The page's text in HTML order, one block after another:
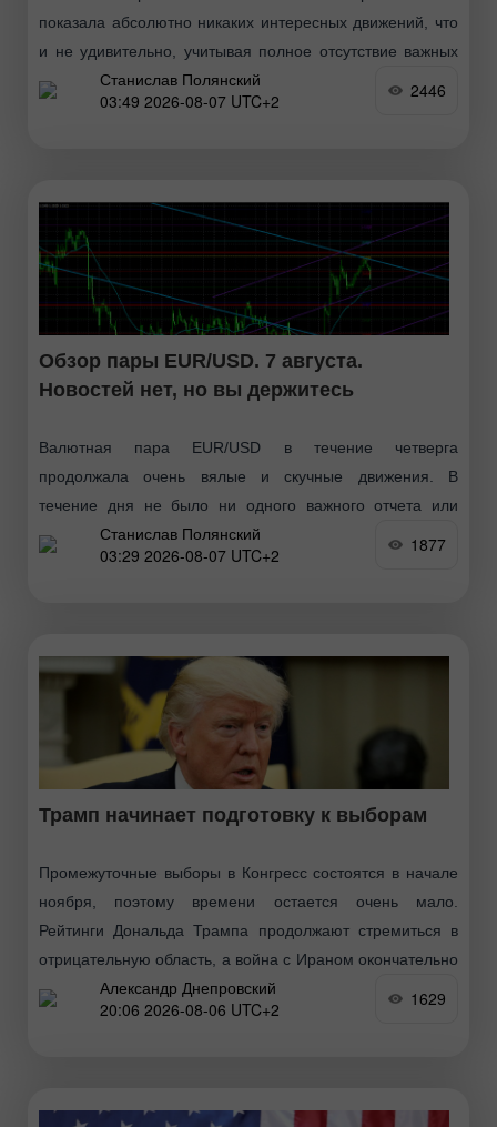
показала абсолютно никаких интересных движений, что
и не удивительно, учитывая полное отсутствие важных
макроэкономических и фундаментальных событий.
Также стоит отметить, что геополитика
Станислав Полянский
03:49 2026-08-07 UTC+2
2446
Обзор пары EUR/USD. 7 августа.
Новостей нет, но вы держитесь
Валютная пара EUR/USD в течение четверга
продолжала очень вялые и скучные движения. В
течение дня не было ни одного важного отчета или
другого события, которое заставило бы рынок двигаться
Станислав Полянский
03:29 2026-08-07 UTC+2
1877
Трамп начинает подготовку к выборам
Промежуточные выборы в Конгресс состоятся в начале
ноября, поэтому времени остается очень мало.
Рейтинги Дональда Трампа продолжают стремиться в
отрицательную область, а война с Ираном окончательно
зашла в тупик. Тегеран
Александр Днепровский
20:06 2026-08-06 UTC+2
1629